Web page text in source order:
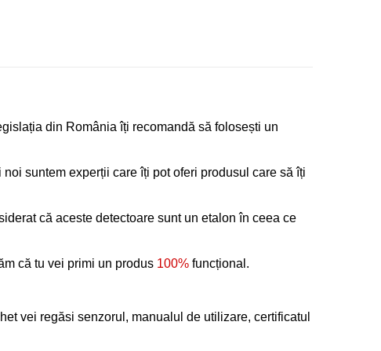
din România îți recomandă să folosești un
suntem experții care îți pot oferi produsul care să îți
că aceste detectoare sunt un etalon în ceea ce
că tu vei primi un produs 100% funcțional.
vei regăsi senzorul, manualul de utilizare, certificatul